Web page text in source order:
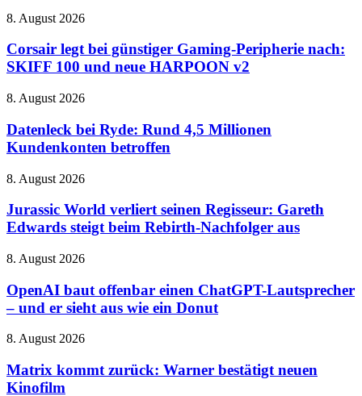
–
charmant
und
etwas
sehr
von
gestern
Corsair
bei
günstiger
Gaming-
nach:
100
und
HARPOON
8. August 2026
Corsair legt bei günstiger Gaming-Peripherie nach:
SKIFF 100 und neue HARPOON v2
Datenleck
Ryde:
Rund
4,5
Kundenkonten
8. August 2026
Datenleck bei Ryde: Rund 4,5 Millionen
Kundenkonten betroffen
Jurassic
verliert
seinen
Regisseur:
Edwards
beim
Rebirth-
aus
8. August 2026
Jurassic World verliert seinen Regisseur: Gareth
Edwards steigt beim Rebirth-Nachfolger aus
OpenAI
offenbar
einen
ChatGPT-
–
er
sieht
8. August 2026
OpenAI baut offenbar einen ChatGPT-Lautsprecher
– und er sieht aus wie ein Donut
Matrix
zurück:
Warner
8. August 2026
Matrix kommt zurück: Warner bestätigt neuen
Kinofilm